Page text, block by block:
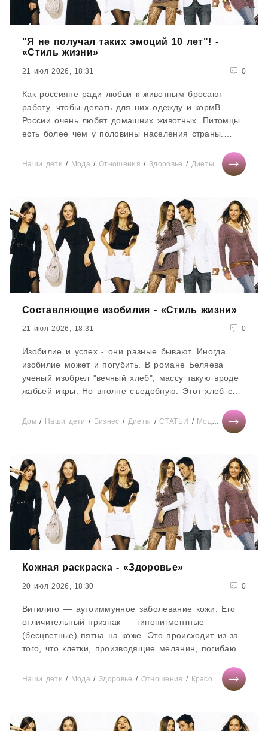
"Я не получал таких эмоций 10 лет"! -
«Стиль жизни»
21 июл 2026, 18:31 0
Как россияне ради любви к животным бросают
работу, чтобы делать для них одежду и кормВ
России очень любят домашних животных. Питомцы
есть более чем у половины населения страны.
Наши дети / Мода /Отношения / Здоровье / Диеты/СТАТЬИ
Составляющие изобилия - «Стиль жизни»
21 июл 2026, 18:31 0
Изобилие и успех - они разные бывают. Иногда
изобилие может и погубить. В романе Беляева
ученый изобрел "вечный хлеб", массу такую вроде
жабьей икры. Но вполне съедобную. Этот хлеб сам
Дом/ Наши дети / Бизнес / Диеты /СТАТЬИ / Мода /Тесты
Кожная раскраска - «Здоровье»
20 июл 2026, 18:30 0
Витилиго — аутоиммунное заболевание кожи. Его
отличительный признак — гипопигментные
(бесцветные) пятна на коже. Это происходит из-за
того, что клетки, производящие меланин, погибают
Наши дети / Мода /Здоровье / Отношения / Красота /Мир